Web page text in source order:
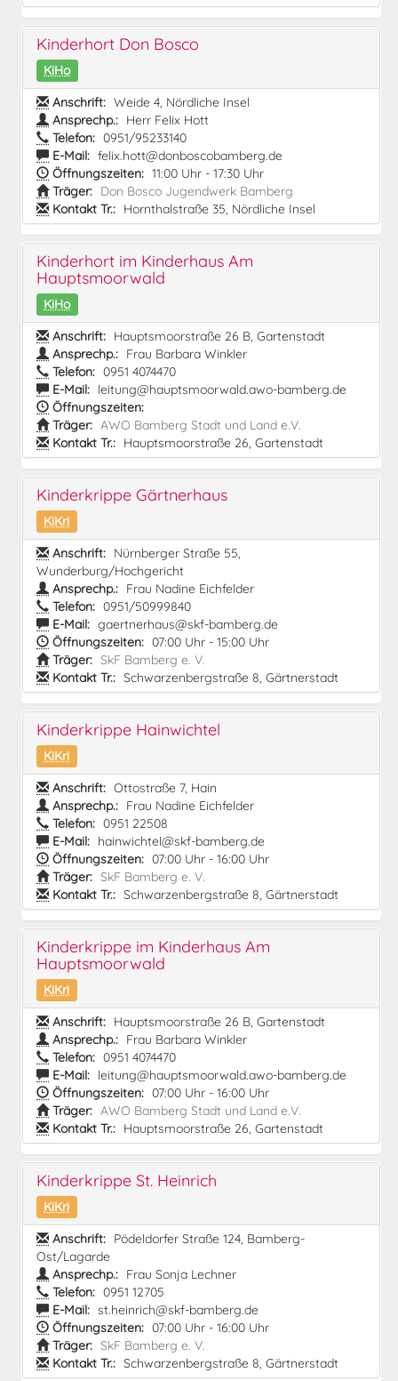
Kinderhort Don Bosco
KiHo
Anschrift: Weide 4, Nördliche Insel
Ansprechp.: Herr Felix Hott
Telefon: 0951/95233140
E-Mail: felix.hott@donboscobamberg.de
Öffnungszeiten: 11:00 Uhr - 17:30 Uhr
Träger: Don Bosco Jugendwerk Bamberg
Kontakt Tr.: Hornthalstraße 35, Nördliche Insel
Kinderhort im Kinderhaus Am
Hauptsmoorwald
KiHo
Anschrift: Hauptsmoorstraße 26 B, Gartenstadt
Ansprechp.: Frau Barbara Winkler
Telefon: 0951 4074470
E-Mail: leitung@hauptsmoorwald.awo-bamberg.de
Öffnungszeiten:
Träger: AWO Bamberg Stadt und Land e.V.
Kontakt Tr.: Hauptsmoorstraße 26, Gartenstadt
Kinderkrippe Gärtnerhaus
KiKri
Anschrift: Nürnberger Straße 55,
Wunderburg/Hochgericht
Ansprechp.: Frau Nadine Eichfelder
Telefon: 0951/50999840
E-Mail: gaertnerhaus@skf-bamberg.de
Öffnungszeiten: 07:00 Uhr - 15:00 Uhr
Träger: SkF Bamberg e. V.
Kontakt Tr.: Schwarzenbergstraße 8, Gärtnerstadt
Kinderkrippe Hainwichtel
KiKri
Anschrift: Ottostraße 7, Hain
Ansprechp.: Frau Nadine Eichfelder
Telefon: 0951 22508
E-Mail: hainwichtel@skf-bamberg.de
Öffnungszeiten: 07:00 Uhr - 16:00 Uhr
Träger: SkF Bamberg e. V.
Kontakt Tr.: Schwarzenbergstraße 8, Gärtnerstadt
Kinderkrippe im Kinderhaus Am
Hauptsmoorwald
KiKri
Anschrift: Hauptsmoorstraße 26 B, Gartenstadt
Ansprechp.: Frau Barbara Winkler
Telefon: 0951 4074470
E-Mail: leitung@hauptsmoorwald.awo-bamberg.de
Öffnungszeiten: 07:00 Uhr - 16:00 Uhr
Träger: AWO Bamberg Stadt und Land e.V.
Kontakt Tr.: Hauptsmoorstraße 26, Gartenstadt
Kinderkrippe St. Heinrich
KiKri
Anschrift: Pödeldorfer Straße 124, Bamberg-
Ost/Lagarde
Ansprechp.: Frau Sonja Lechner
Telefon: 0951 12705
E-Mail: st.heinrich@skf-bamberg.de
Öffnungszeiten: 07:00 Uhr - 16:00 Uhr
Träger: SkF Bamberg e. V.
Kontakt Tr.: Schwarzenbergstraße 8, Gärtnerstadt